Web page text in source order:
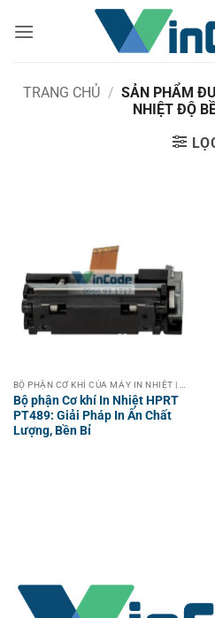
qua
TRANG CHỦ / SẢN PHẨM
NHIỆT ĐỘ
Bộ phận Cơ khí In Nhiệt HPRT
PT489: Giải Pháp In Ấn Chất
Lượng, Bền Bỉ